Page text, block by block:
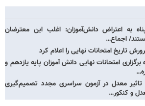
به اعتراض دانش‌آموزان: اغلب این معترضان
اجماع…
تاریخ امتحانات نهایی را اعلام کرد
برگزاری امتحانات نهایی دانش آموزان پایه یازدهم و
تاثیر معدل در آزمون سراسری مجدد تصمیم‌گیری
و کنکور…